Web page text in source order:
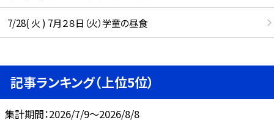
7/28( 火 ) 7月２８日（火）学童の昼食
記事ランキング（上位5位）
集計期間：2026/7/9～2026/8/8